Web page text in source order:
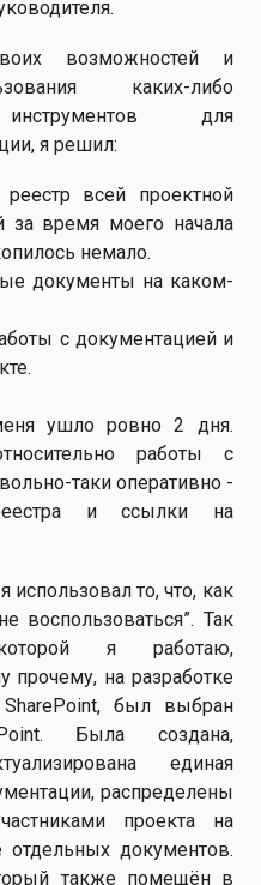
возможностей и
каких-либо
инструментов для
я решил:
всей проектной
за время моего начала
немало.
документы на каком-
с документацией и
ушло ровно 2 дня.
работы с
таки оперативно -
и ссылки на
использовал то, что, как
воспользоваться”. Так
я работаю,
прочему, на разработке
был выбран
Была создана,
единая
распределены
проекта на
документов.
также помещён в